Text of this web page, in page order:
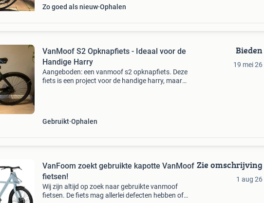
Zo goed als nieuw Ophalen
VanMoof S2 Opknapfiets - Ideaal voor de
Handige Harry
Aangeboden: een vanmoof s2 opknapfiets. Deze
fiets is een project voor de handige harry, maar
Gebruikt Ophalen
Bieden
19 mei 26
VanFoom zoekt gebruikte kapotte VanMoof
fietsen!
Wij zijn altijd op zoek naar gebruikte vanmoof
fietsen. De fiets mag allerlei defecten hebben of
Zie omschrijving
1 aug 26